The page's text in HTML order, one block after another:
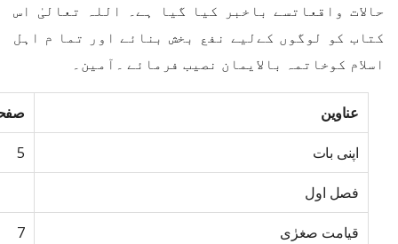
حالات واقعاتسے باخبر کیا گیا ہے۔ اللہ تعالیٰ اس
کتاب کو لوگوں کےلیے نفع بخش بنائے اور تما م اہل
اسلام کوخاتمہ بالایمان نصیب فرمائے ۔آمین۔
عناوین
اپنی بات 5
فصل اول
قیامت صغرٰی 7